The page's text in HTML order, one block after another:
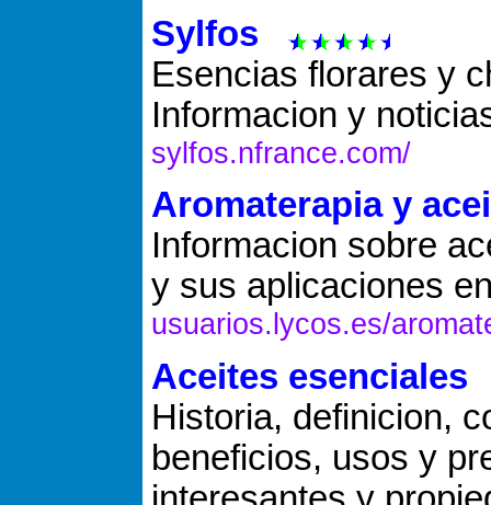
Sylfos
Esencias florares y
Informacion y
sylfos.nfrance.com/
Aromaterapia y
Informacion sobre
y sus aplicaciones
usuarios.lycos.es/
Aceites esenciales
Historia, definicion,
beneficios, usos y